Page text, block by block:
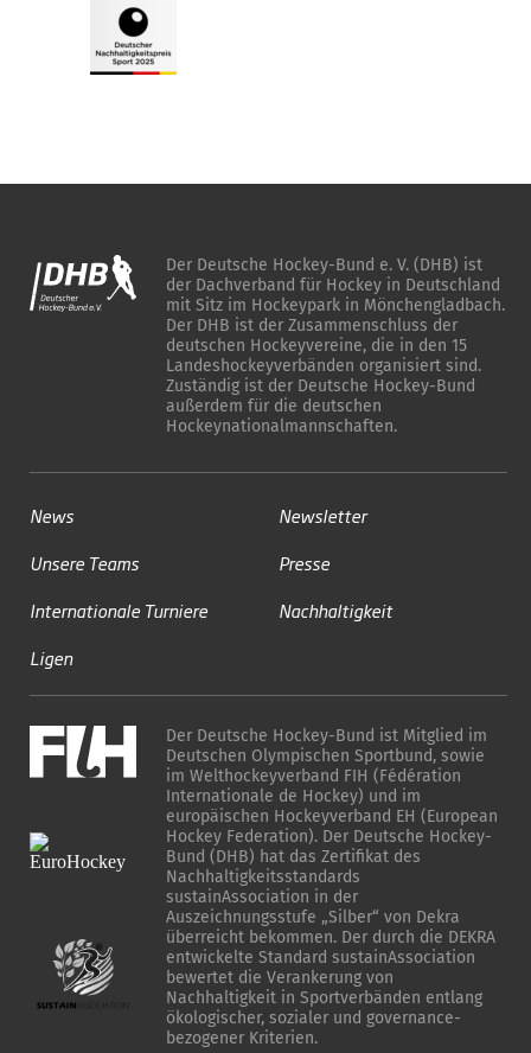
Der Deutsche Hockey-Bund e. V. (DHB) ist
der Dachverband für Hockey in Deutschland
mit Sitz im Hockeypark in Mönchengladbach.
Der DHB ist der Zusammenschluss der
deutschen Hockeyvereine, die in den 15
Landeshockeyverbänden organisiert sind.
Zuständig ist der Deutsche Hockey-Bund
außerdem für die deutschen
Hockeynationalmannschaften.
News
Unsere Teams
Internationale Turniere
Ligen
Newsletter
Presse
Nachhaltigkeit
Der Deutsche Hockey-Bund ist Mitglied im
Deutschen Olympischen Sportbund, sowie
im Welthockeyverband FIH (Fédération
Internationale de Hockey) und im
europäischen Hockeyverband EH (European
Hockey Federation). Der Deutsche Hockey-
Bund (DHB) hat das Zertifikat des
Nachhaltigkeitsstandards
sustainAssociation in der
Auszeichnungsstufe „Silber“ von Dekra
überreicht bekommen. Der durch die DEKRA
entwickelte Standard sustainAssociation
bewertet die Verankerung von
Nachhaltigkeit in Sportverbänden entlang
ökologischer, sozialer und governance-
bezogener Kriterien.